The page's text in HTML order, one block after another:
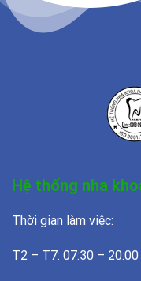
Hệ thống nha
Thời gian làm việc:
T2 – T7: 07:30 – 20:00